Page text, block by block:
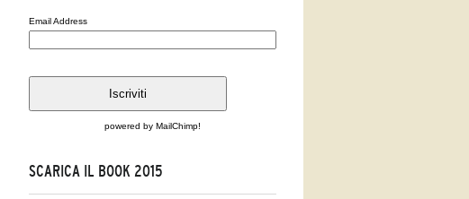
Email Address
powered by MailChimp!
SCARICA IL BOOK 2015